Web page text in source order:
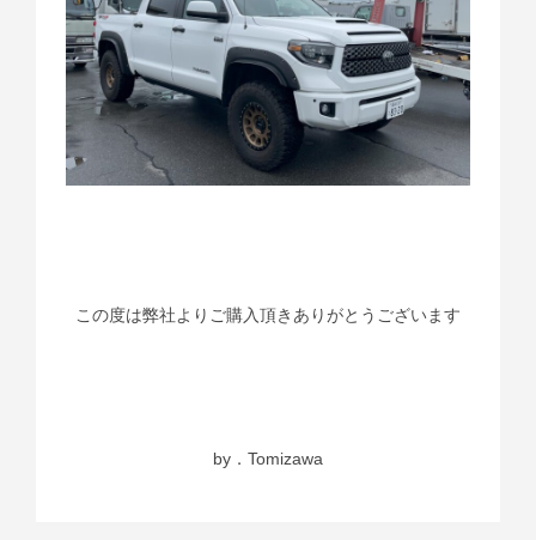
この度は弊社よりご購入頂きありがとうございます
by．Tomizawa